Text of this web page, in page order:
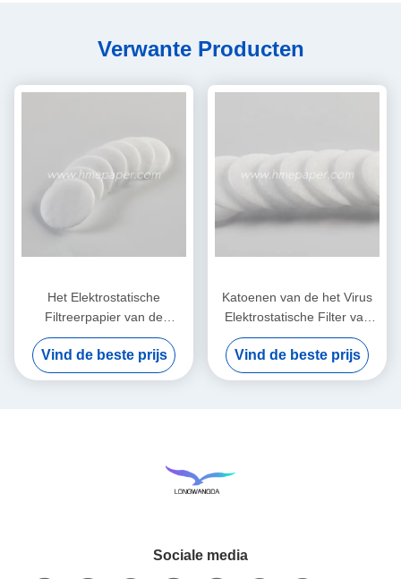
Verwante Producten
Het Elektrostatische
Filtreerpapier van de
luchtfilter pp voor
HME/HMEF
Vind de beste prijs
Katoenen van de het Virus
Elektrostatische Filter van
HME HMEF Bacteriële
Ronde
Vind de beste prijs
Sociale media